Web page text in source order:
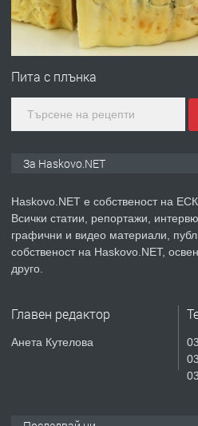
№4120
ПРЕДЛАГА
Продавам
Пита с плънка
За Haskovo.NET
Haskovo.NET е собственост на
Всички статии, репортажи,
графични и видео материали,
собственост на Haskovo.NET,
друго.
Главен редактор
Анета Кутелова